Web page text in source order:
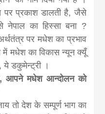
पर प्रकाश डालती है, जैसे
का हिस्सा बना ?
पर मधेश का प्रभाव
में मधेश का विकास न्यून क्यूँ
ये डकुमेन्ट्री ।
आपने मधेश आन्दोलन को
तो देश के सम्पूर्ण भाग का